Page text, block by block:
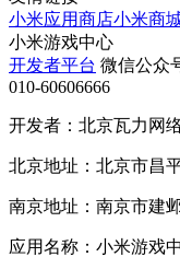
小米应用商店小米商
小米游戏中心
开发者平台 微信公众
010-60606666
开发者：北京瓦力网
北京地址：北京市昌
南京地址：南京市建
应用名称：小米游戏